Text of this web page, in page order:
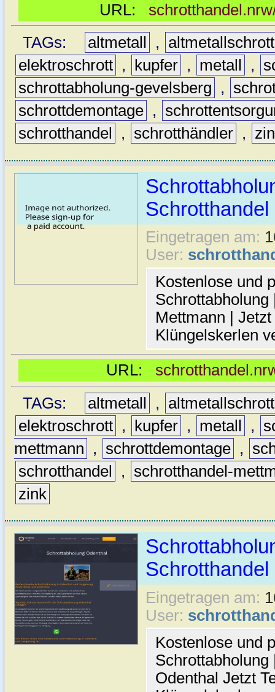
URL:
TAGs:
altmetall ,
altmetallschrott
elektroschrott , kupfer , metall ,
schrottabholung-gevelsberg
,
schrottdemontage ,
schrotthandel
, schrotthändler ,
Schrotthandel
Eingetragen am:
User:
Kostenlose und
Mettmann |
Klüngelskerlen
URL:
TAGs:
altmetall ,
altmetallschrott
elektroschrott , kupfer , metall ,
mettmann
, schrottdemontage ,
schrotthandel
,
schrotthandel-
zink
Schrotthandel
Eingetragen am:
User:
Kostenlose und
Odenthal Jetzt